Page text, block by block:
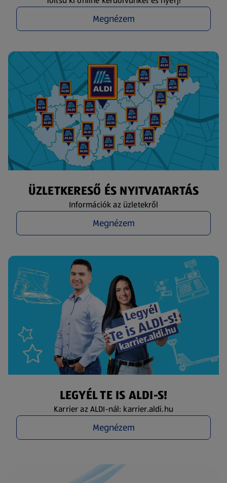
Megnézem
ÜZLETKERESŐ ÉS NYITVATARTÁS
Információk az üzletekről
Megnézem
LEGYÉL TE IS ALDI-S!
Karrier az ALDI-nál: karrier.aldi.hu
Megnézem